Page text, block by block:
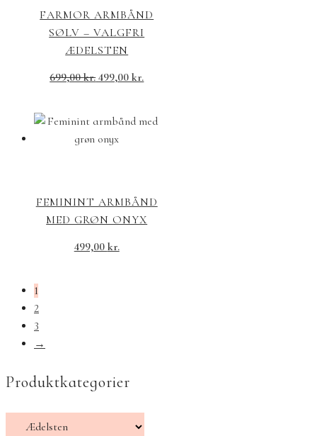
FARMOR ARMBÅND
SØLV – VALGFRI
ÆDELSTEN
699,00kr. 499,00kr.
FEMININT ARMBÅND
MED GRØN ONYX
499,00 kr.
1
2
3
→
Produktkategorier